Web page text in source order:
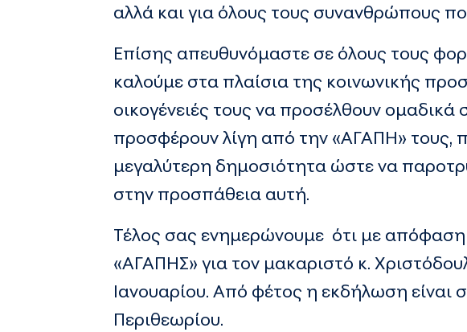
αλλά και για όλους τους συνανθρώπους
Επίσης απευθυνόμαστε σε όλους τους
καλούμε στα πλαίσια της κοινωνικής
οικογένειές τους να προσέλθουν
προσφέρουν λίγη από την «ΑΓΑΠΗ»
μεγαλύτερη δημοσιότητα ώστε να
στην προσπάθεια αυτή.
Τέλος σας ενημερώνουμε ότι με
«ΑΓΑΠΗΣ» για τον μακαριστό κ.
Ιανουαρίου. Από φέτος η εκδήλωση
Περιθεωρίου.